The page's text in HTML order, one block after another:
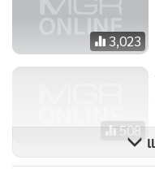
เป็นข้อหาที่เข้าสู่การตร
2548 จำนวน 326 คน สั
ความผิดฐาน พระราชบัญ
สัญชาติไทย 3 คน ทั้งนี้ มี
331 คน ชอบด้วยกฎหมา
จำนวน 2 คน
3,023
508